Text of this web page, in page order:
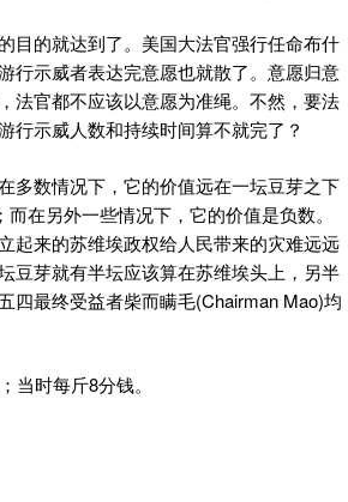
目的就达到了。美国大法官强行任命布什
行示威者表达完意愿也就散了。意愿归意
法官都不应该以意愿为准绳。不然，要法
行示威人数和持续时间算不就完了？
多数情况下，它的价值远在一坛豆芽之下
在另外一些情况下，它的价值是负数。
起来的苏维埃政权给人民带来的灾难远远
豆芽就有半坛应该算在苏维埃头上，另半
四最终受益者柴而瞒毛(Chairman Mao)均
当时每斤8分钱。